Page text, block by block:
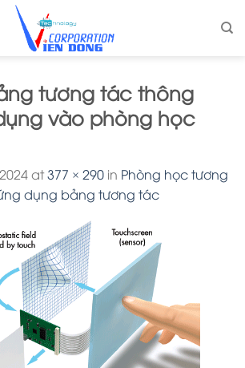
tương tác thông
vào phòng học
at377 × 290 in Phòng học tương
dụng bảng tương tác